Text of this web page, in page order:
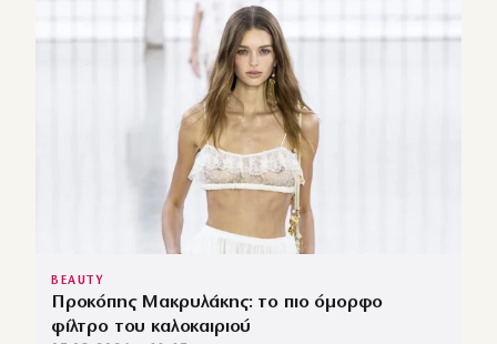
BEAUTY
Προκόπης Μακρυλάκης: το πιο όμορφο
φίλτρο του καλοκαιριού